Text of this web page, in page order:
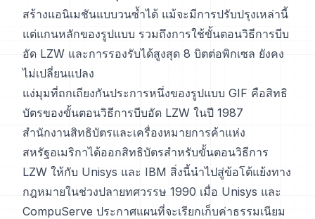
สร้างแอนิเมชันแบบวนซ้ำได้ แม้จะมีการปรับปรุงเหล่านี้
แต่แกนหลักของรูปแบบ รวมถึงการใช้ขั้นตอนวิธีการบีบ
อัด LZW และการรองรับได้สูงสุด 8 บิตต่อพิกเซล ยังคง
ไม่เปลี่ยนแปลง
แง่มุมที่ถกเถียงกันประการหนึ่งของรูปแบบ GIF คือสิทธิ
บัตรของขั้นตอนวิธีการบีบอัด LZW ในปี 1987
สำนักงานสิทธิบัตรและเครื่องหมายการค้าแห่ง
สหรัฐอเมริกาได้ออกสิทธิบัตรสำหรับขั้นตอนวิธีการ
LZW ให้กับ Unisys และ IBM สิ่งนี้นำไปสู่ข้อโต้แย้งทาง
กฎหมายในช่วงปลายทศวรรษ 1990 เมื่อ Unisys และ
CompuServe ประกาศแผนที่จะเรียกเก็บค่าธรรมเนียม